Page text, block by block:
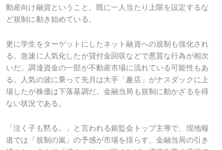
動産向け融資ということ。既に一人当たり上限を設定するな
ど規制に動き始めている。
更に学生をターゲットにしたネット融資への規制も強化され
る。急速に人気化したが貸付金回収などで悪質な行為が相次
いだ。調達資金の一部が不動産市場に流れている可能性もあ
る。人気の波に乗って先月は大手「趣店」がナスダックに上
場したが株価は下落基調だ。金融当局も規制に動かざるを得
ない状況である。
「泣く子も黙る。」と言われる銀監会トップ主導で、現地報
道では「規制の嵐」の予感が市場を揺らす。金融当局の引き